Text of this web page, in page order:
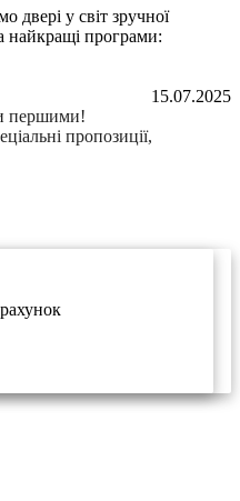
двері у світ зручної
найкращі програми:
15.07.2025
першими!
пропозиції,